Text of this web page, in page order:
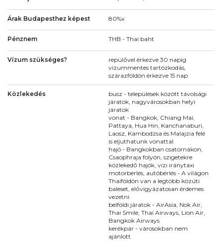
Árak Budapesthez képest 80%x
Pénznem THB - Thai baht
Vízum szükséges?
repülővel érkezve 30 napig
vízummentes tartózkodás,
szárazföldön érkezve 15 nap
Közlekedés
busz - települések között távolsági
járatok, nagyvárosokban helyi
járatok
vonat - Bangkok, Chiang Mai,
Pattaya, Hua Hin, Kanchanaburi,
Laosz, Kambodzsa és Malajzia felé
is eljuthatunk vonattal.
hajó - Bangkokban csatornákon,
Csaophraja folyón, szigetekre
közlekedő hajók, vízi iránytaxi
motorbérlés, autóbérlés - A világon
Thaiföldön van a legtöbb közúti
baleset, elővigyázatosan érdemes
vezetni.
belföldi járatok - AirAsia, Nok Air,
Thai Smile, Thai Airways, Lion Air,
Bangkok Airways
kerékpár - városokban nem
ajánlott